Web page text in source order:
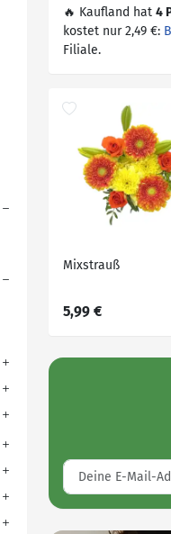
🔥 Kaufland hat 4
kostet nur 2,49 €:
Filiale.
Mixstrauß
5,99 €